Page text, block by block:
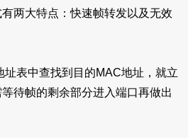
两大特点：快速帧转发以及无效
表中查找到目的MAC地址，就立
待帧的剩余部分进入端口再做出